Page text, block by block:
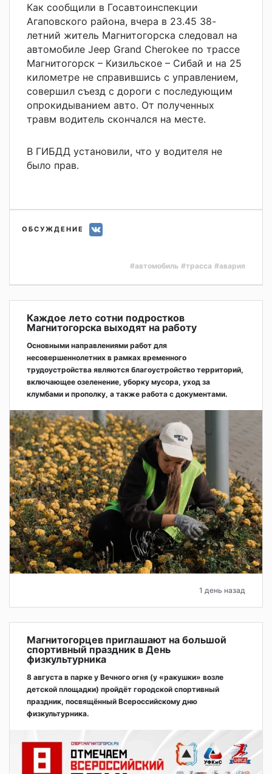
Как сообщили в Госавтоинспекции
Агаповского района, вчера в 23.45 38-
летний житель Магнитогорска следовал на
автомобиле Jeep Grand Cherokee по трассе
Магнитогорск – Кизильское – Сибай и на 25
километре не справившись с управлением,
совершил съезд с дороги с последующим
опрокидыванием авто. От полученных
травм водитель скончался на месте.
В ГИБДД установили, что у водителя не
было прав.
ОБСУЖДЕНИЕ
#автомобиль #трасса #авария
Каждое лето сотни подростков
Магнитогорска выходят на работу
Основными направлениями работ для
несовершеннолетних в рамках временного
трудоустройства являются благоустройство территорий,
включающее озеленение, уборку мусора, уход за
клумбами и прополку, а также работа с документами.
1 день назад
Магнитогорцев приглашают на большой
спортивный праздник в День
физкультурника
8 августа в парке у Вечного огня (у «ракушки» возле
детской площадки) пройдёт городской спортивный
праздник, посвящённый Всероссийскому дню
физкультурника.